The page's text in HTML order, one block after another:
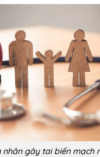
nhân gây tai biến mạch